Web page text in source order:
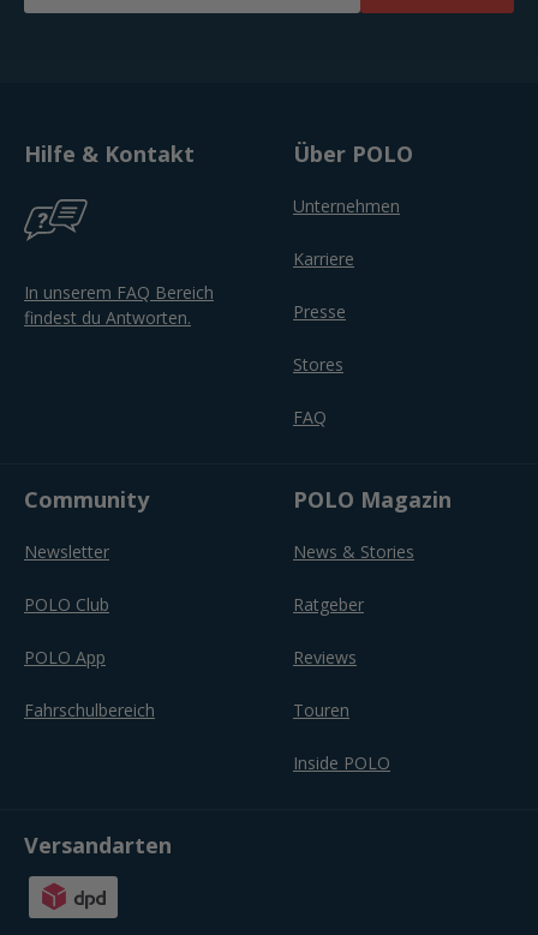
Hilfe & Kontakt
In unserem FAQ Bereich
findest du Antworten.
Über POLO
Unternehmen
Karriere
Presse
Stores
FAQ
Community
Newsletter
POLO Club
POLO App
Fahrschulbereich
POLO Magazin
News & Stories
Ratgeber
Reviews
Touren
Inside POLO
Versandarten